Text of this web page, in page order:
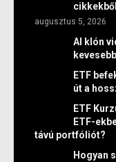
augusztus 5, 2026
AI klón
ETF
út a
ETF
ETF-
távú portfóliót?
Hogyan